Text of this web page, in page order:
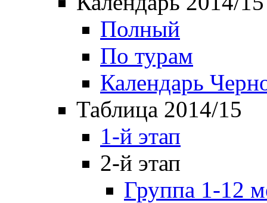
Полный
По турам
Календарь
Таблица 2014/15
1-й этап
2-й этап
Группа 1-12